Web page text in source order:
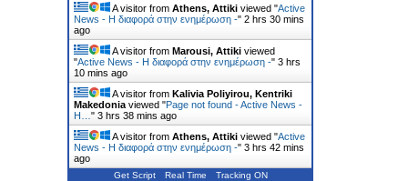
A visitor from Athens, Attiki viewed "Active
News - Η διαφορά στην ενημέρωση -" 2 hrs 30 mins
ago
A visitor from Marousi, Attiki viewed
"Active News - Η διαφορά στην ενημέρωση -" 3 hrs
10 mins ago
A visitor from Kalivia Poliyirou, Kentriki
Makedonia viewed "Page not found - Active News -
Η… " 3 hrs 38 mins ago
A visitor from Athens, Attiki viewed "Active
News - Η διαφορά στην ενημέρωση -" 3 hrs 42 mins
ago
Get Script Real Time Tracking ON